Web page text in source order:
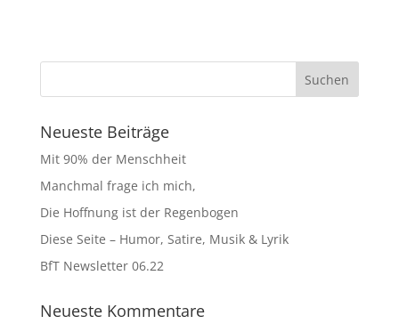
Neueste Beiträge
Mit 90% der Menschheit
Manchmal frage ich mich,
Die Hoffnung ist der Regenbogen
Diese Seite – Humor, Satire, Musik & Lyrik
BfT Newsletter 06.22
Neueste Kommentare